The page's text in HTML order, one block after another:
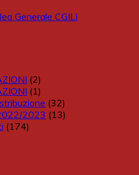
Generale CGIL)
(2)
(1)
(32)
2023 (13)
(174)